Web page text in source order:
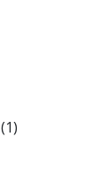
(1)